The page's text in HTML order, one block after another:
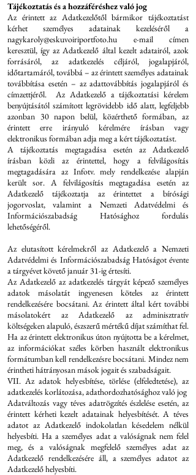
Tájékoztatás és a hozzáféréshez való jog
Az érintett az Adatkezelőtől bármikor tájékoztatást
kérhet személyes adatainak kezeléséről a
nagykaroly@eskuvoiriportfoto.hu e-mail címen
keresztül, így az Adatkezelő által kezelt adatairól, azok
forrásáról, az adatkezelés céljáról, jogalapjáról,
időtartamáról, továbbá – az érintett személyes adatainak
továbbítása esetén – az adattovábbítás jogalapjáról és
címzettjéről. Az Adatkezelő a tájékoztatási kérelem
benyújtásától számított legrövidebb idő alatt, legfeljebb
azonban 30 napon belül, közérthető formában, az
érintett erre irányuló kérelmére írásban vagy
elektronikus formában adja meg a kért tájékoztatást.
A tájékoztatás megtagadása esetén az Adatkezelő
írásban közli az érintettel, hogy a felvilágosítás
megtagadására az Infotv. mely rendelkezése alapján
került sor. A felvilágosítás megtagadása esetén az
Adatkezelő tájékoztatja az érintettet a bírósági
jogorvoslat, valamint a Nemzeti Adatvédelmi és
Információszabadság Hatósághoz fordulás
lehetőségéről.
Az elutasított kérelmekről az Adatkezelő a Nemzeti
Adatvédelmi és Információszabadság Hatóságot évente
a tárgyévet követő január 31-ig értesíti.
Az Adatkezelő az adatkezelés tárgyát képező személyes
adatok másolatát ingyenesen köteles az érintett
rendelkezésére bocsátani. Az érintett által kért további
másolatokért az Adatkezelő az adminisztratív
költségeken alapuló, észszerű mértékű díjat számíthat fel.
Ha az érintett elektronikus úton nyújtotta be a kérelmet,
az információkat széles körben használt elektronikus
formátumban kell rendelkezésre bocsátani. Mindez nem
érintheti hátrányosan mások jogait és szabadságait.
VII. Az adatok helyesbítése, törlése (elfeledtetése), az
adatkezelés korlátozása, adathordozhatósághoz való jog
Adatváltozás vagy téves adatrögzítés észlelése esetén, az
érintett kérheti kezelt adatainak helyesbítését. A téves
adatot az Adatkezelő indokolatlan késedelem nélkül
helyesbíti. Ha a személyes adat a valóságnak nem felel
meg, és a valóságnak megfelelő személyes adat az
Adatkezelő rendelkezésére áll, a személyes adatot az
Adatkezelő helyesbíti.